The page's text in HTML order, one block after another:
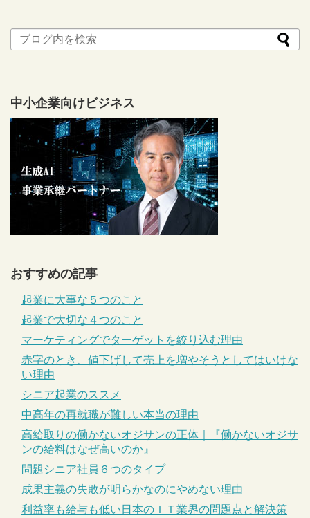
中小企業向けビジネス
おすすめの記事
起業に大事な５つのこと
起業で大切な４つのこと
マーケティングでターゲットを絞り込む理由
赤字のとき、値下げして売上を増やそうとしてはいけな
い理由
シニア起業のススメ
中高年の再就職が難しい本当の理由
高給取りの働かないオジサンの正体｜『働かないオジサ
ンの給料はなぜ高いのか』
問題シニア社員６つのタイプ
成果主義の失敗が明らかなのにやめない理由
利益率も給与も低い日本のＩＴ業界の問題点と解決策